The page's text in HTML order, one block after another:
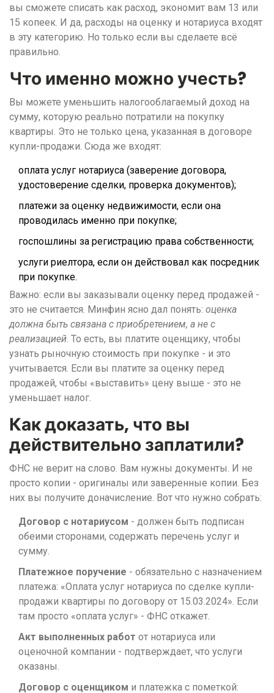
вы сможете списать как расход, экономит вам 13 или
15 копеек. И да, расходы на оценку и нотариуса входят
в эту категорию. Но только если вы сделаете всё
правильно.
Что именно можно учесть?
Вы можете уменьшить налогооблагаемый доход на
сумму, которую реально потратили на покупку
квартиры. Это не только цена, указанная в договоре
купли-продажи. Сюда же входят:
оплата услуг нотариуса (заверение договора,
удостоверение сделки, проверка документов);
платежи за оценку недвижимости, если она
проводилась именно при покупке;
госпошлины за регистрацию права собственности;
услуги риелтора, если он действовал как посредник
при покупке.
Важно: если вы заказывали оценку перед продажей -
это не считается. Минфин ясно дал понять: оценка
должна быть связана с приобретением, а не с
реализацией. То есть, вы платите оценщику, чтобы
узнать рыночную стоимость при покупке - и это
учитывается. Если вы платите за оценку перед
продажей, чтобы «выставить» цену выше - это не
уменьшает налог.
Как доказать, что вы
действительно заплатили?
ФНС не верит на слово. Вам нужны документы. И не
просто копии - оригиналы или заверенные копии. Без
них вы получите доначисление. Вот что нужно собрать:
Договор с нотариусом - должен быть подписан
обеими сторонами, содержать перечень услуг и
сумму.
Платежное поручение - обязательно с назначением
платежа: «Оплата услуг нотариуса по сделке купли-
продажи квартиры по договору от 15.03.2024». Если
там просто «оплата услуг» - ФНС откажет.
Акт выполненных работ от нотариуса или
оценочной компании - подтверждает, что услуги
оказаны.
Договор с оценщиком и платежка с пометкой: